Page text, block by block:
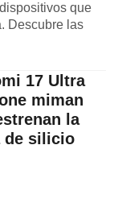
que
Descubre las
17 Ultra
miman
la
de silicio